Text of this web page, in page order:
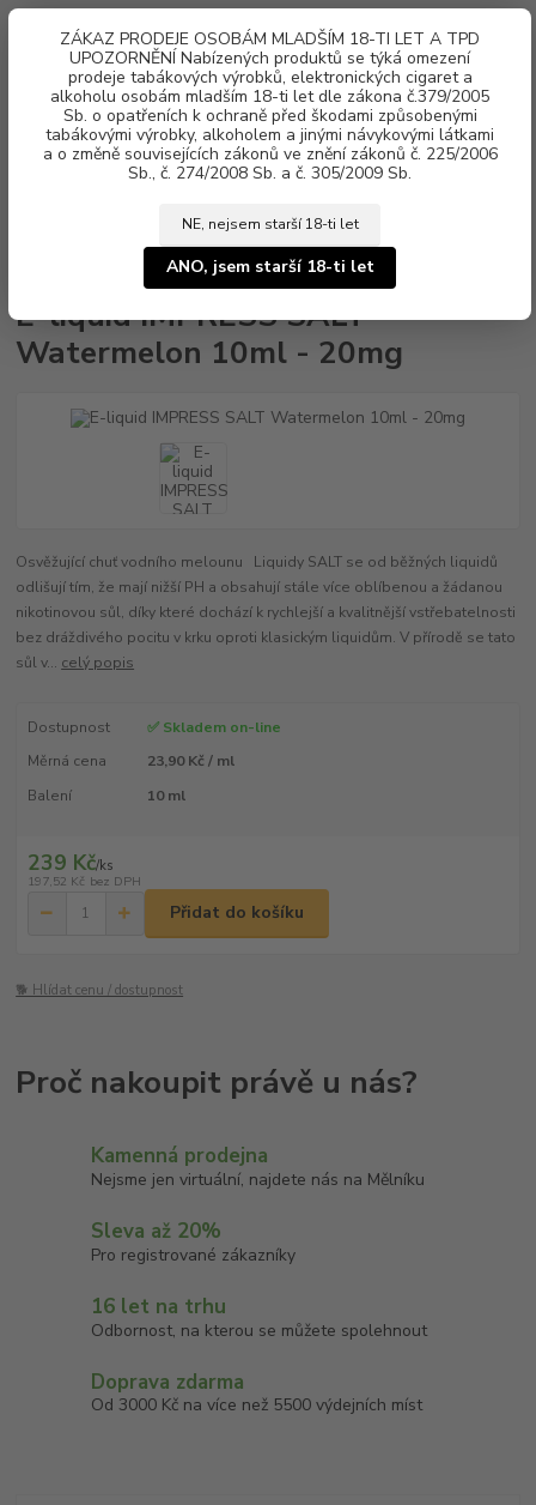
ZÁKAZ PRODEJE OSOBÁM MLADŠÍM 18-TI LET A TPD
UPOZORNĚNÍ Nabízených produktů se týká omezení
prodeje tabákových výrobků, elektronických cigaret a
alkoholu osobám mladším 18-ti let dle zákona č.379/2005
Sb. o opatřeních k ochraně před škodami způsobenými
tabákovými výrobky, alkoholem a jinými návykovými látkami
a o změně souvisejících zákonů ve znění zákonů č. 225/2006
Sb., č. 274/2008 Sb. a č. 305/2009 Sb.
NE, nejsem starší 18-ti let
ANO, jsem starší 18-ti let
Menu
za0 Kč
IMPRESS SALT Watermelon 10ml - 20mg
E-liquid IMPRESS SALT
Watermelon 10ml - 20mg
Osvěžující chuť vodního melounu Liquidy SALT se od běžných liquidů
odlišují tím, že mají nižší PH a obsahují stále více oblíbenou a žádanou
nikotinovou sůl, díky které dochází k rychlejší a kvalitnější vstřebatelnosti
bez dráždivého pocitu v krku oproti klasickým liquidům. V přírodě se tato
sůl v... celý popis
Dostupnost
✅ Skladem on-line
Měrná cena
23,90 Kč / ml
Balení
10 ml
239 Kč/ks
197,52 Kč bez DPH
Přidat do košíku
🐕 Hlídat cenu / dostupnost
Kamenná prodejna
Nejsme jen virtuální, najdete nás na Mělníku
Sleva až 20%
Pro registrované zákazníky
16 let na trhu
Odbornost, na kterou se můžete spolehnout
Doprava zdarma
Od 3000 Kč na více než 5500 výdejních míst